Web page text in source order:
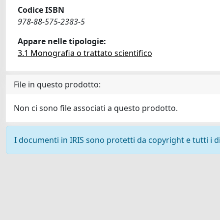
Codice ISBN
978-88-575-2383-5
Appare nelle tipologie:
3.1 Monografia o trattato scientifico
File in questo prodotto:
Non ci sono file associati a questo prodotto.
I documenti in IRIS sono protetti da copyright e tutti i